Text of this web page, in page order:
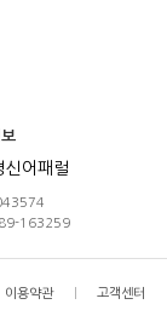
신어패럴
163259
이용약관 고객센터